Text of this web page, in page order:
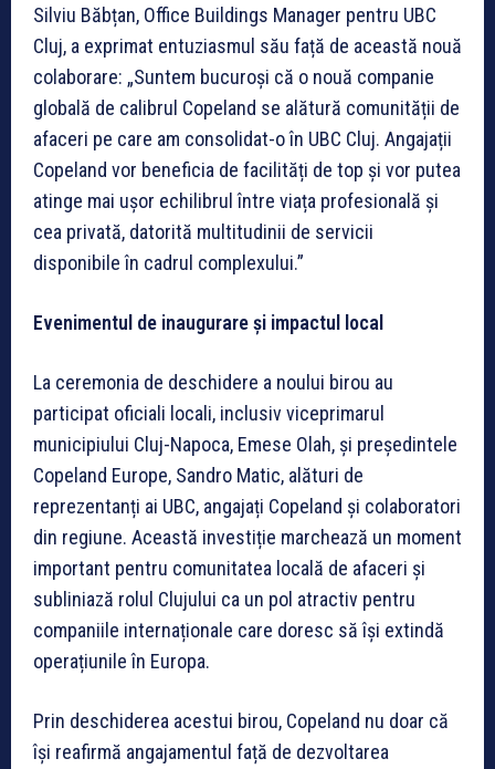
Silviu Băbțan, Office Buildings Manager pentru UBC
Cluj, a exprimat entuziasmul său față de această nouă
colaborare: „Suntem bucuroși că o nouă companie
globală de calibrul Copeland se alătură comunității de
afaceri pe care am consolidat-o în UBC Cluj. Angajații
Copeland vor beneficia de facilități de top și vor putea
atinge mai ușor echilibrul între viața profesională și
cea privată, datorită multitudinii de servicii
disponibile în cadrul complexului.”
Evenimentul de inaugurare și impactul local
La ceremonia de deschidere a noului birou au
participat oficiali locali, inclusiv viceprimarul
municipiului Cluj-Napoca, Emese Olah, și președintele
Copeland Europe, Sandro Matic, alături de
reprezentanți ai UBC, angajați Copeland și colaboratori
din regiune. Această investiție marchează un moment
important pentru comunitatea locală de afaceri și
subliniază rolul Clujului ca un pol atractiv pentru
companiile internaționale care doresc să își extindă
operațiunile în Europa.
Prin deschiderea acestui birou, Copeland nu doar că
își reafirmă angajamentul față de dezvoltarea